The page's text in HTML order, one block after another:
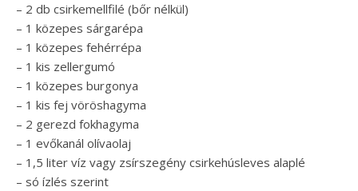
– 2 db csirkemellfilé (bőr nélkül)
– 1 közepes sárgarépa
– 1 közepes fehérrépa
– 1 kis zellergumó
– 1 közepes burgonya
– 1 kis fej vöröshagyma
– 2 gerezd fokhagyma
– 1 evőkanál olívaolaj
– 1,5 liter víz vagy zsírszegény csirkehúsleves alaplé
– só ízlés szerint